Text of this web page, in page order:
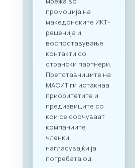
пленарен преглед
на процесите на
дигитализација во
клучните
индустрии, како и
сесии за однапред
закажани B2B
состаноци.
Целосната агенда
за настанот е
достапна на
следниот линк:
Агенда
Регистрација и